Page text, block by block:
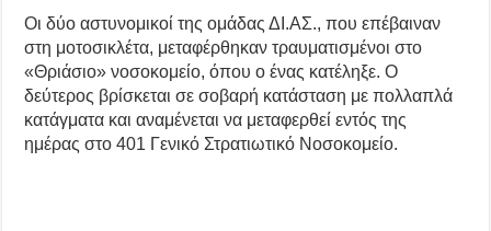
Οι δύο αστυνομικοί της ομάδας ΔΙ.ΑΣ., που επέβαιναν
στη μοτοσικλέτα, μεταφέρθηκαν τραυματισμένοι στο
«Θριάσιο» νοσοκομείο, όπου ο ένας κατέληξε. Ο
δεύτερος βρίσκεται σε σοβαρή κατάσταση με πολλαπλά
κατάγματα και αναμένεται να μεταφερθεί εντός της
ημέρας στο 401 Γενικό Στρατιωτικό Νοσοκομείο.